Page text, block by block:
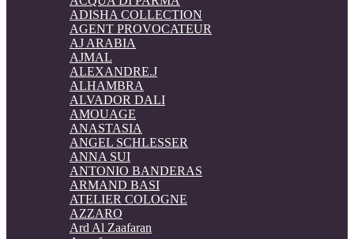
ADISHA COLLECTION
AGENT PROVOCATEUR
AJ ARABIA
AJMAL
ALEXANDRE.J
ALHAMBRA
ALVADOR DALI
AMOUAGE
ANASTASIA
ANGEL SCHLESSER
ANNA SUI
ANTONIO BANDERAS
ARMAND BASI
ATELIER COLOGNE
AZZARO
Ard Al Zaafaran